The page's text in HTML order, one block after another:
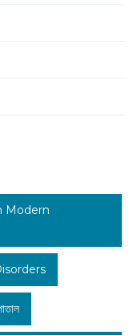
Modern